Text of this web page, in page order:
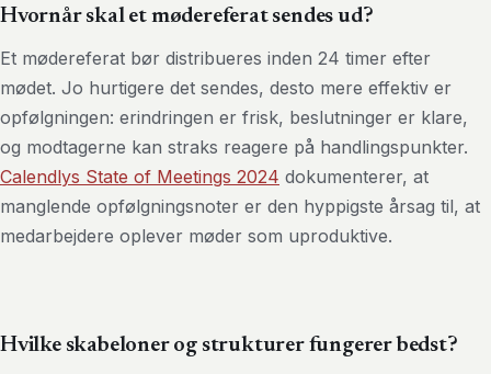
Hvornår skal et mødereferat sendes ud?
Et mødereferat bør distribueres inden 24 timer efter
mødet. Jo hurtigere det sendes, desto mere effektiv er
opfølgningen: erindringen er frisk, beslutninger er klare,
og modtagerne kan straks reagere på handlingspunkter.
Calendlys State of Meetings 2024 dokumenterer, at
manglende opfølgningsnoter er den hyppigste årsag til, at
medarbejdere oplever møder som uproduktive.
Hvilke skabeloner og strukturer fungerer bedst?